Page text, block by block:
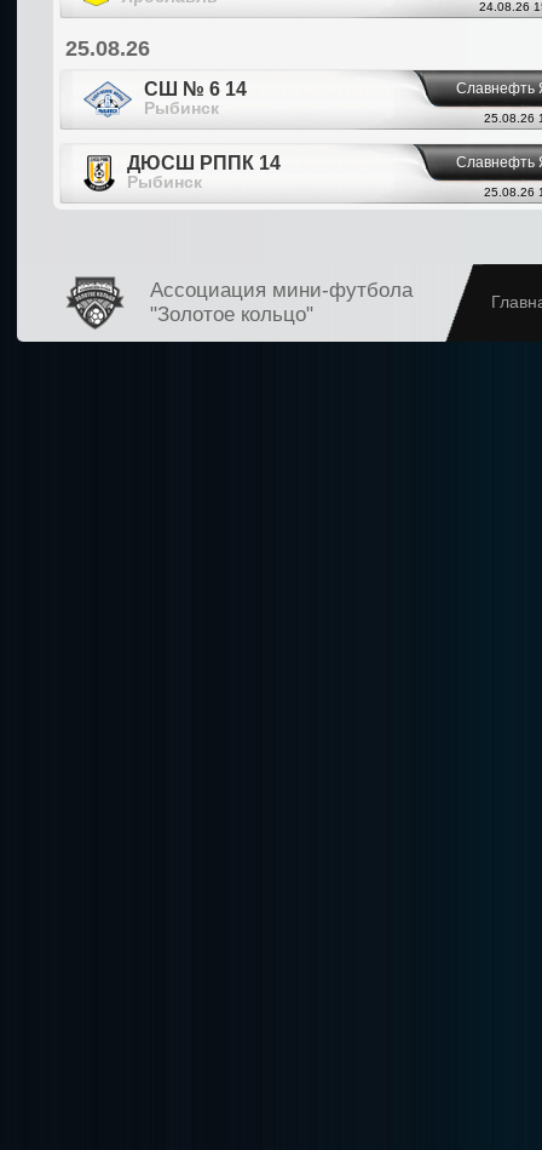
24.08.26
25.08.26
СШ № 6 14
Рыбинск
Славнефть
25.08.26
ДЮСШ РППК 14
Рыбинск
Славнефть
25.08.26
Ассоциация мини-футбола
"Золотое кольцо"